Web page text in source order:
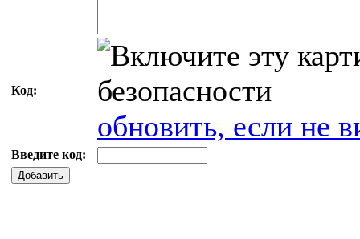
Код:
обновить, если не
Введите код:
Добавить